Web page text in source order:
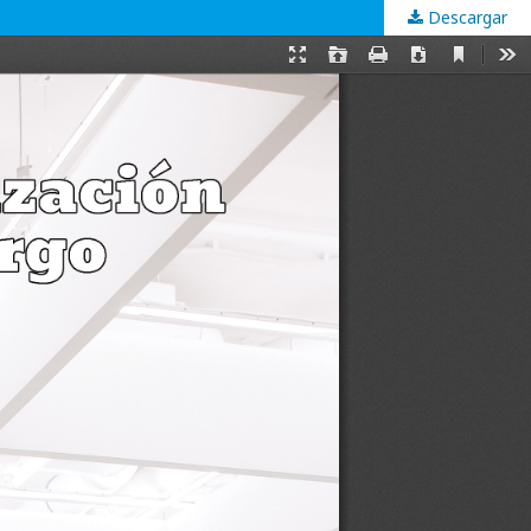
Descargar